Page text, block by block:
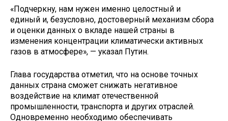
«Подчеркну, нам нужен именно целостный и
единый и, безусловно, достоверный механизм сбора
и оценки данных о вкладе нашей страны в
изменения концентрации климатически активных
газов в атмосфере», — указал Путин.
Глава государства отметил, что на основе точных
данных страна сможет снижать негативное
воздействие на климат отечественной
промышленности, транспорта и других отраслей.
Одновременно необходимо обеспечивать